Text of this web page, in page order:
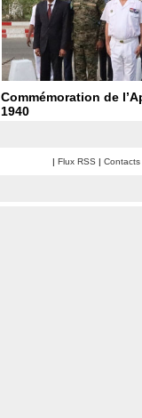
Commémoration de
1940
| Flux RSS | Contacts